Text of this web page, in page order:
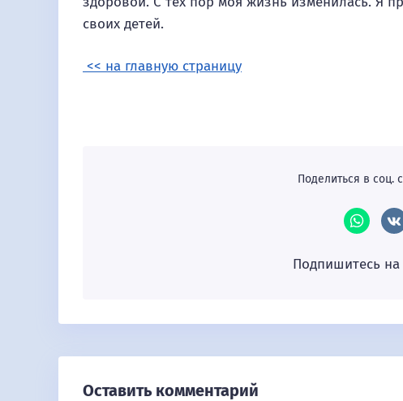
своих детей.
<< на главную страницу
Поделиться в соц.
Подпишитесь на
Оставить комментарий